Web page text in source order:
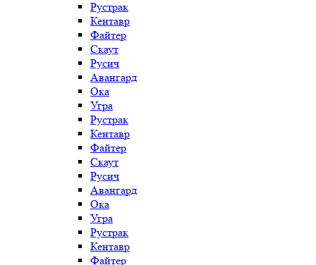
Рустрак
Кентавр
Файтер
Скаут
Русич
Авангард
Ока
Угра
Рустрак
Кентавр
Файтер
Скаут
Русич
Авангард
Ока
Угра
Рустрак
Кентавр
Файтер